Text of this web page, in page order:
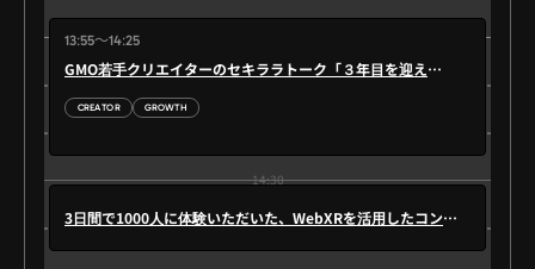
13:55～14:25
GMO若手クリエイターのセキララトーク「３年目を迎える私たちの成長
CREATOR GROWTH
3日間で1000人に体験いただいた、WebXRを活用したコンテンツ制作の
14:30